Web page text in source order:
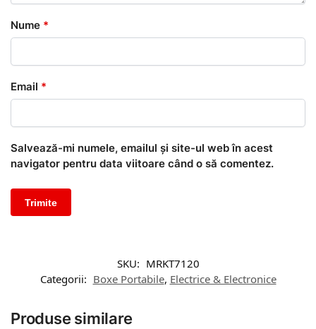
Nume *
Email *
Salvează-mi numele, emailul și site-ul web în acest
navigator pentru data viitoare când o să comentez.
SKU: MRKT7120
Categorii: Boxe Portabile, Electrice & Electronice
Produse similare